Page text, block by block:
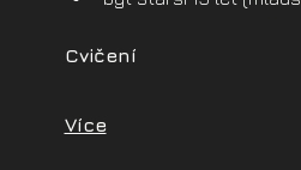
Cvičení
Více